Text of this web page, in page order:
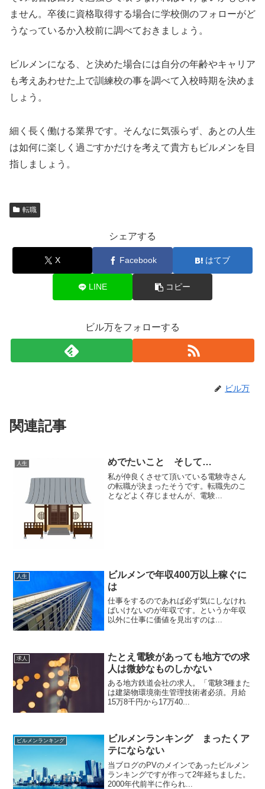
ません。卒後に資格取得する場合に学校側のフォローがど
うなっているか入校前に調べておきましょう。
ビルメンになる、と決めた場合には自分の年齢やキャリア
も考えあわせた上で訓練校の事を調べて入校時期を決めま
しょう。
細く長く働ける業界です。そんなに気張らず、あとの人生
は如何に楽しく過ごすかだけを考えて貴方もビルメンを目
指しましょう。
転職
シェアする
X Facebook はてブ
LINE コピー
ビル万をフォローする
ビル万
関連記事
人生 めでたいこと そして…
私が仲良くさせて頂いている電験寺さん
の転職が決まったそうです。転職先のこ
となどよく存じませんが、電験...
人生
ビルメンで年収400万以上稼ぐに
は
仕事をするのであれば必ず気にしなけれ
ばいけないのが年収です。というか年収
以外に仕事に価値を見出すのは...
求人
たとえ電験があっても地方での求
人は微妙なものしかない
ある地方鉄道会社の求人。「電験3種また
は建築物環境衛生管理技術者必須。月給
15万8千円から17万40...
ビルメンランキング
ビルメンランキング まったくア
テにならない
当ブログのPVのメインであったビルメン
ランキングですが作って2年経ちました。
2000年代前半に作られ...